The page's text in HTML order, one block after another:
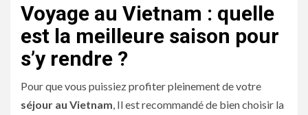
Voyage au Vietnam : quelle
est la meilleure saison pour
s’y rendre ?
Pour que vous puissiez profiter pleinement de votre
séjour au Vietnam , Il est recommandé de bien choisir la